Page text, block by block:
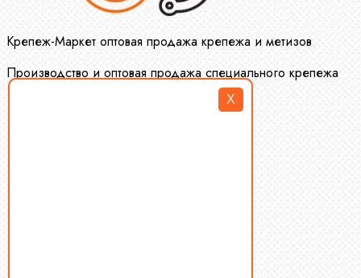
X
Крепеж-Маркет оптовая продажа крепежа и метизов
Производство и оптовая продажа специального крепежа